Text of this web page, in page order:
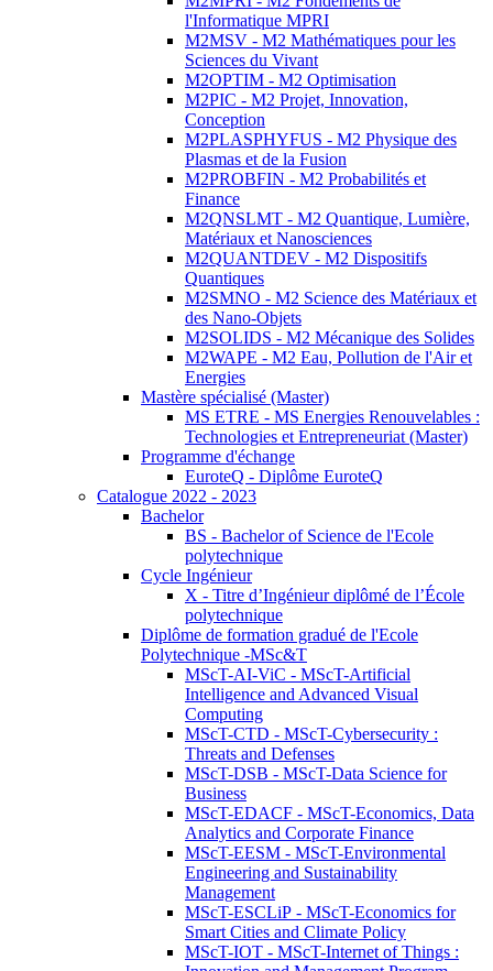
l'Informatique MPRI
M2MSV - M2 Mathématiques pour les
Sciences du Vivant
M2OPTIM - M2 Optimisation
M2PIC - M2 Projet, Innovation,
Conception
M2PLASPHYFUS - M2 Physique des
Plasmas et de la Fusion
M2PROBFIN - M2 Probabilités et
Finance
M2QNSLMT - M2 Quantique, Lumière,
Matériaux et Nanosciences
M2QUANTDEV - M2 Dispositifs
Quantiques
M2SMNO - M2 Science des Matériaux et
des Nano-Objets
M2SOLIDS - M2 Mécanique des Solides
M2WAPE - M2 Eau, Pollution de l'Air et
Energies
Mastère spécialisé (Master)
MS ETRE - MS Energies Renouvelables :
Technologies et Entrepreneuriat (Master)
Programme d'échange
EuroteQ - Diplôme EuroteQ
Catalogue 2022 - 2023
Bachelor
BS - Bachelor of Science de l'Ecole
polytechnique
Cycle Ingénieur
X - Titre d’Ingénieur diplômé de l’École
polytechnique
Diplôme de formation gradué de l'Ecole
Polytechnique -MSc&T
MScT-AI-ViC - MScT-Artificial
Intelligence and Advanced Visual
Computing
MScT-CTD - MScT-Cybersecurity :
Threats and Defenses
MScT-DSB - MScT-Data Science for
Business
MScT-EDACF - MScT-Economics, Data
Analytics and Corporate Finance
MScT-EESM - MScT-Environmental
Engineering and Sustainability
Management
MScT-ESCLiP - MScT-Economics for
Smart Cities and Climate Policy
MScT-IOT - MScT-Internet of Things :